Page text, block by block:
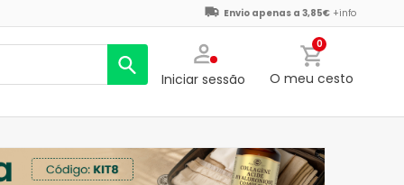
Envio apenas a 3,85€ +info
Iniciar sessão
0
O meu cesto